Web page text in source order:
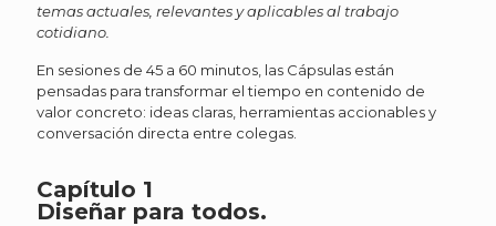
temas actuales, relevantes y aplicables al trabajo
cotidiano.
En sesiones de 45 a 60 minutos, las Cápsulas están
pensadas para transformar el tiempo en contenido de
valor concreto: ideas claras, herramientas accionables y
conversación directa entre colegas.
Capítulo 1
Diseñar para todos.